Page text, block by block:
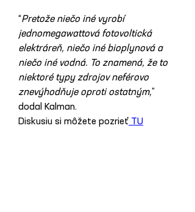
“Pretože niečo iné vyrobí
jednomegawattová fotovoltická
elektráreň, niečo iné bioplynová a
niečo iné vodná. To znamená, že to
niektoré typy zdrojov neférovo
znevýhodňuje oproti ostatným,”
dodal Kalman.
Diskusiu si môžete pozrieť TU